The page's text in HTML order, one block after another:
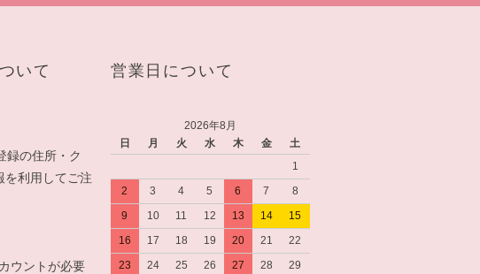
いて
録の住所・ク
を利用してご注
ウントが必要
営業日について
2026年8月
日
月 火 水 木 金
土
1
2
3 4 5 6 7
8
9
10 11 12 13 14
15
16
17 18 19 20 21
22
23
24 25 26 27 28
29